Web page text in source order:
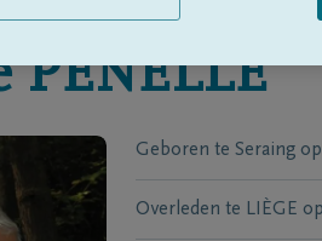
PENELLE
Geboren te Seraing op
Overleden te LIÈGE op